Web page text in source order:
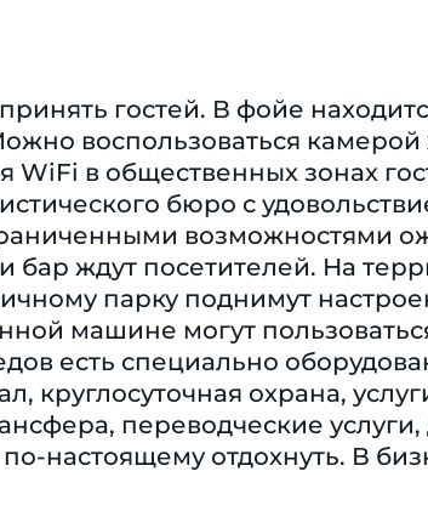
гостей. В фойе
воспользоваться
в общественных зонах
бюро с
возможностями
бар ждут посетителей. На
парку поднимут
машине могут
есть специально
круглосуточная охрана,
переводческие услуги,
настоящему отдохнуть. В